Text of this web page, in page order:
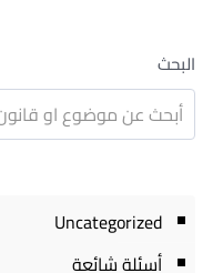
البحث
Uncategorized
أسئلة شائعة